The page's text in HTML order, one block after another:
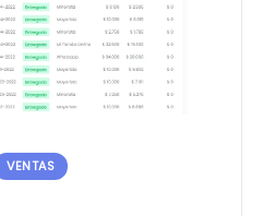
VENTAS